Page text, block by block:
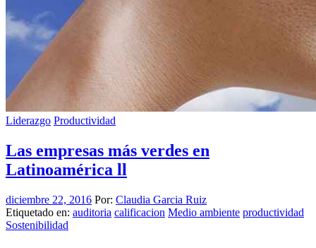
Liderazgo Productividad
Las empresas más verdes en
Latinoamérica ll
diciembre 22, 2016 Por: Claudia Garcia Ruiz
Etiquetado en: auditoria calificacion Medio ambiente productividad
Sostenibilidad